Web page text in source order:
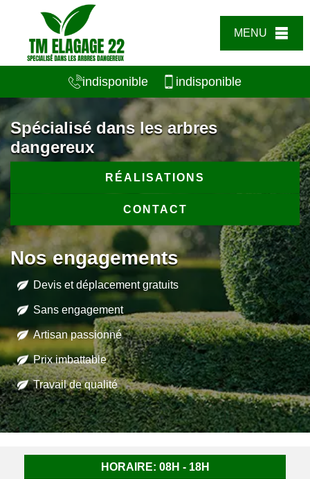
MENU
indisponible indisponible
Spécialisé dans les arbres
dangereux
RÉALISATIONS
CONTACT
Nos engagements
Devis et déplacement gratuits
Sans engagement
Artisan passionné
Prix imbattable
Travail de qualité
HORAIRE: 08H - 18H